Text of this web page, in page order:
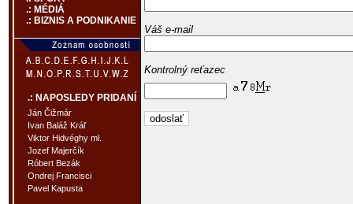
.: MÉDIÁ
.: BIZNIS A PODNIKANIE
.: NAPOSLEDY PRIDANÍ
Ján Čižmár
Ivan Baláž Kráľ
Viktor Hidvéghy ml.
Jozef Majerčík
Róbert Bezák
Ondrej Francisci
Pavel Kapusta
Váš e-mail
Kontrolný reťazec